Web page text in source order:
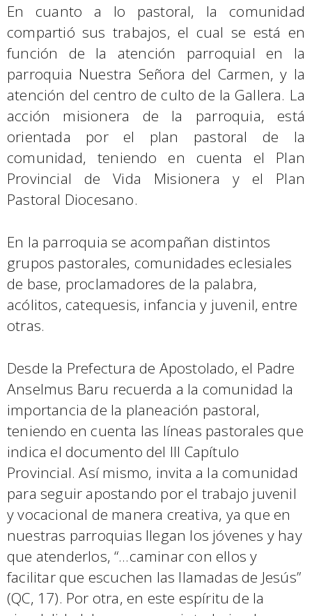
En cuanto a lo pastoral, la comunidad
compartió sus trabajos, el cual se está en
función de la atención parroquial en la
parroquia Nuestra Señora del Carmen, y la
atención del centro de culto de la Gallera. La
acción misionera de la parroquia, está
orientada por el plan pastoral de la
comunidad, teniendo en cuenta el Plan
Provincial de Vida Misionera y el Plan
Pastoral Diocesano.
En la parroquia se acompañan distintos
grupos pastorales, comunidades eclesiales
de base, proclamadores de la palabra,
acólitos, catequesis, infancia y juvenil, entre
otras.
Desde la Prefectura de Apostolado, el Padre
Anselmus Baru recuerda a la comunidad la
importancia de la planeación pastoral,
teniendo en cuenta las líneas pastorales que
indica el documento del III Capítulo
Provincial. Así mismo, invita a la comunidad
para seguir apostando por el trabajo juvenil
y vocacional de manera creativa, ya que en
nuestras parroquias llegan los jóvenes y hay
que atenderlos, “…caminar con ellos y
facilitar que escuchen las llamadas de Jesús”
(QC, 17). Por otra, en este espíritu de la